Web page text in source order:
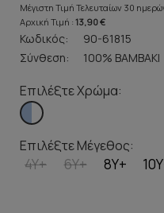
Μέγιστη Τιμή Τελευταίων 30
Αρχική Τιμή : 13,90 €
Κωδικός:
90-61815
Σύνθεση:
100% ΒΑΜΒΑΚΙ
Επιλέξτε Χρώμα:
Επιλέξτε Μέγεθος:
4Y+ 6Y+ 8Y+